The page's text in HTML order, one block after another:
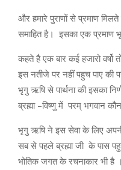
और हमारे पुराणों से प्रमाण
समाहित है। इसका एक प्रमाण
कहते है एक बार कई हजारो
इस नतीजे पर नहीं पहुच पाए की
भृगु ऋषि से पार्थना की इसका
ब्रह्मा –विष्णु में परम् भगवान
भृगु ऋषि ने इस सेवा के लिए
सब से पहले ब्रह्मा जी के पास
भोतिक जगत के रचनाकार भी है